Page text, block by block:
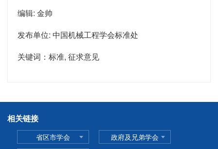
编辑: 金帅
发布单位: 中国机械工程学会标准处
关键词：标准, 征求意见
相关链接
省区市学会 政府及兄弟学会